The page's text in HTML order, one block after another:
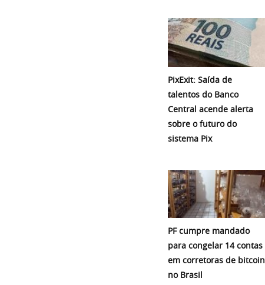
PixExit: Saída de
talentos do Banco
Central acende alerta
sobre o futuro do
sistema Pix
PF cumpre mandado
para congelar 14 contas
em corretoras de bitcoin
no Brasil